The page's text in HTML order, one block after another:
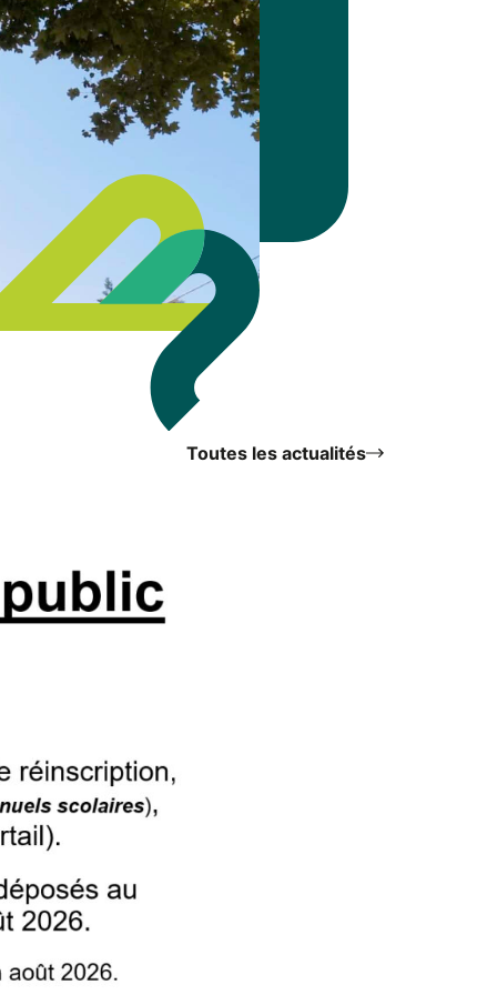
Toutes les actualités